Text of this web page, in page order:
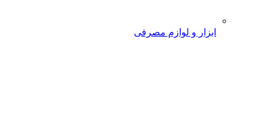
ابزار و لوازم مصرفی